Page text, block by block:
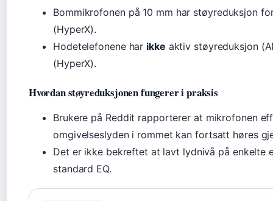
Bommikrofonen på 10 mm har støyreduksjon
(HyperX).
Hodetelefonene har ikke aktiv støyreduksjon
(HyperX).
Hvordan støyreduksjonen fungerer i praksis
Brukere på Reddit rapporterer at mikrofonen
omgivelseslyden i rommet kan fortsatt høres
Det er ikke bekreftet at lavt lydnivå på enkelte
standard EQ.